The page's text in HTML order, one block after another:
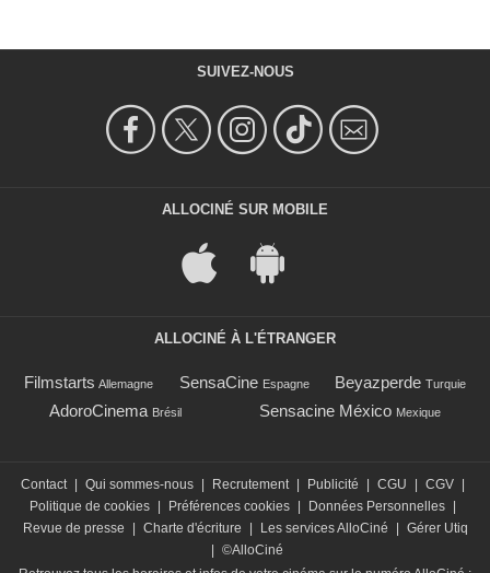
SUIVEZ-NOUS
ALLOCINÉ SUR MOBILE
ALLOCINÉ À L'ÉTRANGER
Filmstarts Allemagne SensaCine Espagne Beyazperde Turquie
AdoroCinema Brésil Sensacine México Mexique
Contact | Qui sommes-nous | Recrutement | Publicité | CGU | CGV |
Politique de cookies | Préférences cookies | Données Personnelles |
Revue de presse
| Charte d'écriture | Les services AlloCiné | Gérer Utiq
| ©AlloCiné